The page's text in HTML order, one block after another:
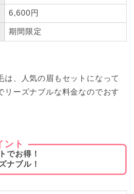
6,600円
期間限定
は、人気の眉もセットになって
リーズナブルな料金なのでおす
ント
でお得！
ナブル！